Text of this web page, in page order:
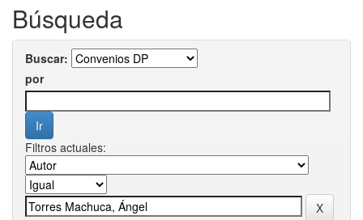
Búsqueda
Buscar:
por
Filtros actuales: